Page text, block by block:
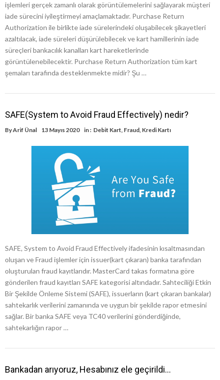
işlemleri gerçek zamanlı olarak görüntülemelerini sağlayarak müşteri
iade sürecini iyileştirmeyi amaçlamaktadır. Purchase Return
Authorization ile birlikte iade sürelerindeki oluşabilecek şikayetleri
azaltılacak, iade süreleri düşürülebilecek ve kart hamillerinin iade
süreçleri bankacılık kanalları kart hareketlerinde
görüntülenebilecektir. Purchase Return Authorization tüm kart
şemaları tarafında desteklenmekte midir? Şu …
SAFE(System to Avoid Fraud Effectively) nedir?
ByArif Ünal 13 Mayıs 2020 in : Debit Kart, Fraud, Kredi Kartı
SAFE, System to Avoid Fraud Effectively ifadesinin kısaltmasından
oluşan ve Fraud işlemler için issuer(kart çıkaran) banka tarafından
oluşturulan fraud kayıtlarıdır. MasterCard takas formatına göre
gönderilen fraud kayıtları SAFE kategorisi altındadır. Sahteciliği Etkin
Bir Şekilde Önleme Sistemi (SAFE), issuerların (kart çıkaran bankalar)
sahtekarlık verilerini zamanında ve uygun bir şekilde rapor etmesini
sağlar. Bir banka SAFE veya TC40 verilerini gönderdiğinde,
sahtekarlığın rapor …
Bankadan arıyoruz, Hesabınız ele geçirildi…